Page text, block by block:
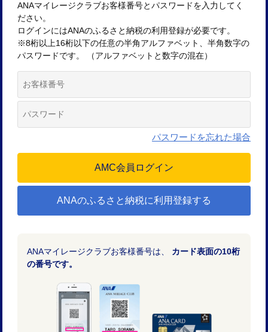
ANAマイレージクラブお客様番号とパスワードを入力してく
ださい。
ログインにはANAのふるさと納税の利用登録が必要です。
※8桁以上16桁以下の任意の半角アルファベット、半角数字の
パスワードです。 （アルファベットと数字の混在）
パスワードを忘れた場合
ANAのふるさと納税に利用登録する
ANAマイレージクラブお客様番号は、 カード表面の10桁
の番号です。